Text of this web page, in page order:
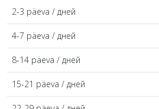
2-3 päeva / дней
4-7 päeva / дней
8-14 päeva / дней
15-21 päeva / дней